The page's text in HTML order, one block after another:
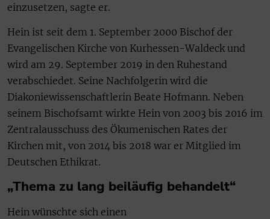
einzusetzen, sagte er.
Hein ist seit dem 1. September 2000 Bischof der
Evangelischen Kirche von Kurhessen-Waldeck und
wird am 29. September 2019 in den Ruhestand
verabschiedet. Seine Nachfolgerin wird die
Diakoniewissenschaftlerin Beate Hofmann. Neben
seinem Bischofsamt wirkte Hein von 2003 bis 2016 im
Zentralausschuss des Ökumenischen Rates der
Kirchen mit, von 2014 bis 2018 war er Mitglied im
Deutschen Ethikrat.
„Thema zu lang beiläufig behandelt“
Hein wünschte sich einen